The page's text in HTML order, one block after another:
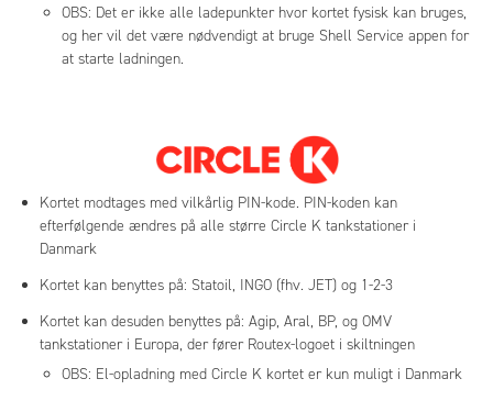
OBS: Det er ikke alle ladepunkter hvor kortet fysisk kan bruges,
og her vil det være nødvendigt at bruge Shell Service appen for
at starte ladningen.
Kortet modtages med vilkårlig PIN-kode. PIN-koden kan
efterfølgende ændres på alle større Circle K tankstationer i
Danmark
Kortet kan benyttes på: Statoil, INGO (fhv. JET) og 1-2-3
Kortet kan desuden benyttes på: Agip, Aral, BP, og OMV
tankstationer i Europa, der fører Routex-logoet i skiltningen
OBS: El-opladning med Circle K kortet er kun muligt i Danmark